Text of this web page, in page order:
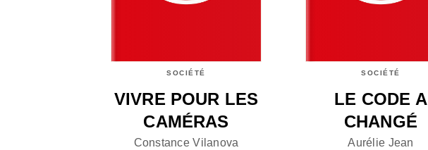
SOCIÉTÉ
VIVRE POUR LES
CAMÉRAS
Constance Vilanova
SOCIÉTÉ
LE CODE A
CHANGÉ
Aurélie Jean